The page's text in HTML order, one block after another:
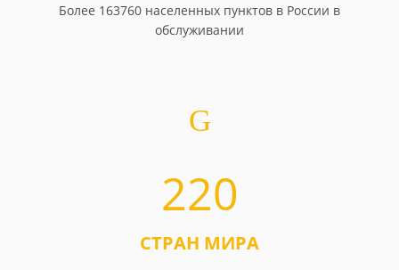
Более 163760 населенных пунктов в России в
обслуживании
220
СТРАН МИРА